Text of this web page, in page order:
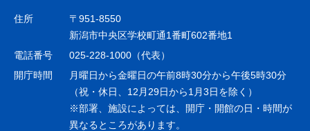
ゲ
シ
ョ
住所
〒951-8550
新潟市中央区学校町通1番町602番地1
電話番号
025-228-1000（代表）
開庁時間
月曜日から金曜日の午前8時30分から午後5時30分
（祝・休日、12月29日から1月3日を除く）
※部署、施設によっては、開庁・開館の日・時間が
異なるところがあります。